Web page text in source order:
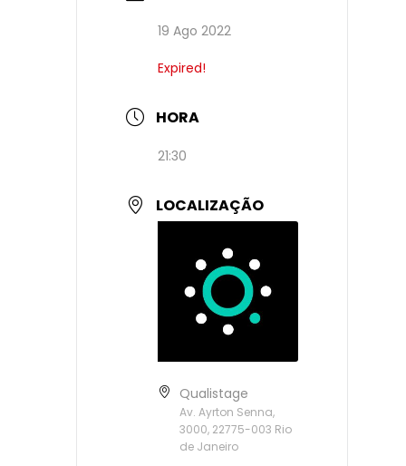
19 Ago 2022
Expired!
HORA
21:30
LOCALIZAÇÃO
Qualistage
Av. Ayrton Senna,
3000, 22775-003 Rio
de Janeiro